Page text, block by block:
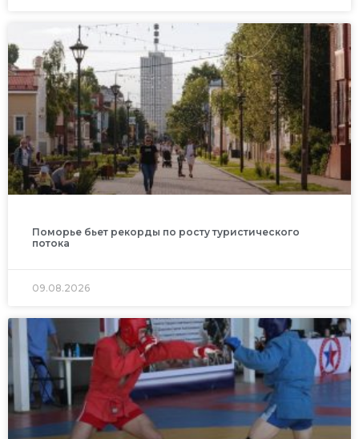
Поморье бьет рекорды по росту туристического
потока
09.08.2026